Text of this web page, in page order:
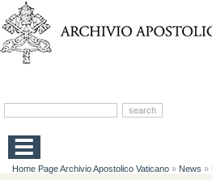
Home Page Archivio Apostolico Vaticano » News »